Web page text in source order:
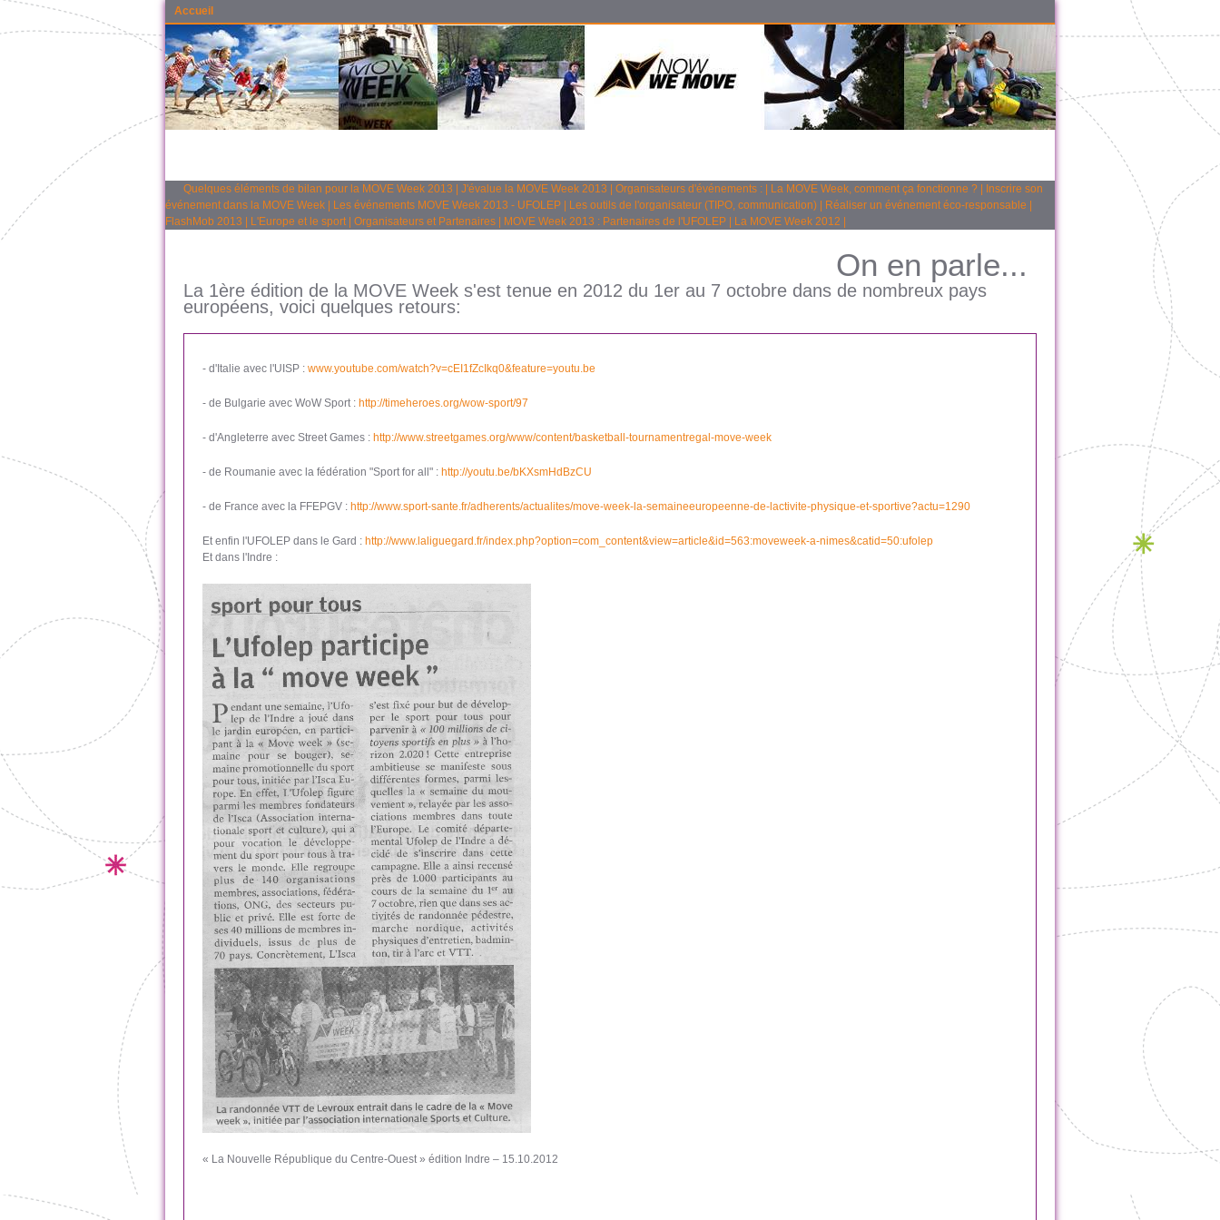
Accueil
Quelques éléments de bilan pour la MOVE Week 2013 J'évalue la MOVE Week 2013 Organisateurs d'événements : La MOVE Week, comment ça fonctionne ?
Inscrire son
événement dans la MOVE Week
Les événements MOVE Week 2013 - UFOLEP Les outils de l'organisateur (TIPO, communication) Réaliser un événement éco-responsable
FlashMob 2013
L'Europe et le sport| Organisateurs et Partenaires MOVE Week 2013 : Partenaires de l'UFOLEP La MOVE Week 2012
On en parle...
La 1ère édition de la MOVE Week s'est tenue en 2012 du 1er au 7 octobre dans de nombreux pays
européens, voici quelques retours:
- d'Italie avec l'UISP : www.youtube.com/watch?v=cEI1fZcIkq0&feature=youtu.be
- de Bulgarie avec WoW Sport : http://timeheroes.org/wow-sport/97
- d'Angleterre avec Street Games : http://www.streetgames.org/www/content/basketball-tournamentregal-move-week
- de Roumanie avec la fédération "Sport for all" : http://youtu.be/bKXsmHdBzCU
- de France avec la FFEPGV : http://www.sport-sante.fr/adherents/actualites/move-week-la-semaineeuropeenne-de-lactivite-physique-et-sportive?actu=1290
Et enfin l'UFOLEP dans le Gard : http://www.laliguegard.fr/index.php?option=com_content&view=article&id=563:moveweek-a-nimes&catid=50:ufolep
Et dans l'Indre :
« La Nouvelle République du Centre-Ouest » édition Indre – 15.10.2012